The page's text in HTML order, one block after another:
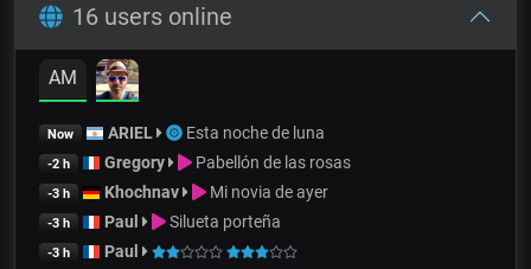
16 users online
AM
Now ARIEL Esta noche de luna
-2 h Gregory Pabellón de las rosas
-3 h Khochnav Mi novia de ayer
-3 h Paul Silueta porteña
-3 h Paul